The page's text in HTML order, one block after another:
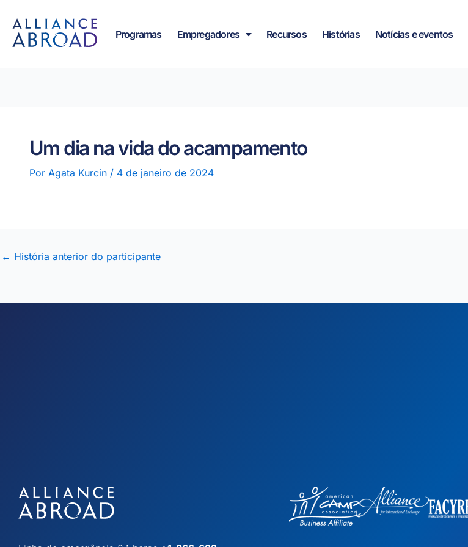
conteúdo
para
Programas Empregadores Recursos Histórias Notícias e eventos
Um dia na vida do acampamento
Por Agata Kurcin / 4 de janeiro de 2024
← História anterior do participante